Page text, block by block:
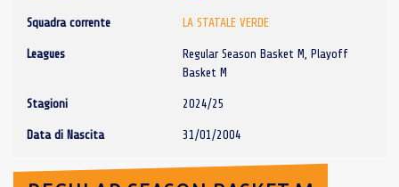
Squadra corrente LA STATALE VERDE
Leagues
Regular Season Basket M, Playoff
Basket M
Stagioni 2024/25
Data di Nascita 31/01/2004